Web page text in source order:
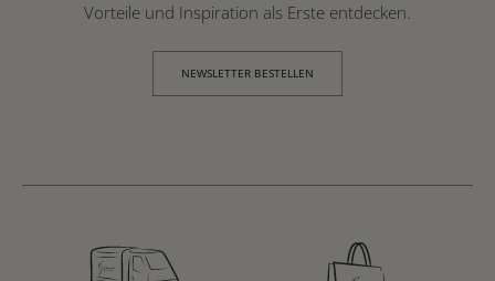
Vorteile und Inspiration als Erste entdecken.
NEWSLETTER BESTELLEN